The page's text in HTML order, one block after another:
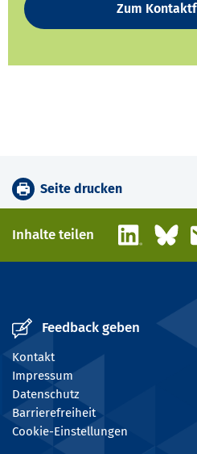
Zum
Seite drucken
Inhalte teilen LinkedIn
Feedback geben
Kontakt
Impressum
Datenschutz
Barrierefreiheit
Cookie-Einstellungen